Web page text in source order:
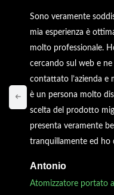
Sono veramente
mia esperienza è
molto professionale.
cercando sul web e
contattato l’azienda e
è un persona molto
scelta del prodotto
presenta veramente
tranquillamente ed
Antonio
Atomizzatore portato